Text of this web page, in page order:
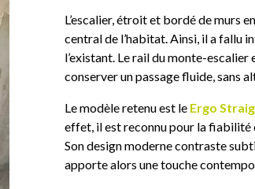
L’escalier, étroit et bordé de murs
central de l’habitat. Ainsi, il a fallu
l’existant. Le rail du monte-
conserver un passage fluide, sans
Le modèle retenu est le Ergo
effet, il estreconnu pour la fiabilité
Son design moderne contraste
apporte alors une touche